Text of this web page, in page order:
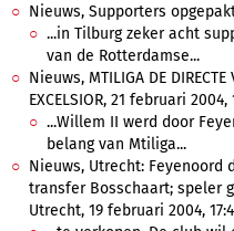
Nieuws, Supporters
...in Tilburg zeker acht
van de Rotterdamse...
Nieuws, MTILIGA DE DIRECTE
EXCELSIOR, 21 februari 2004,
...Willem II werd door
belang van Mtiliga...
Nieuws, Utrecht:
transfer Bosschaart; speler
Utrecht, 19 februari 2004,